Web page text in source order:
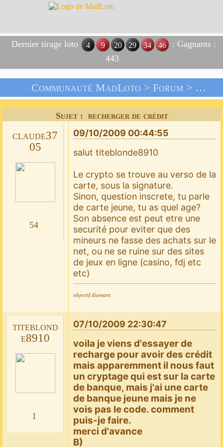
Dernier tirage loto 4 9 20 29 34 46
: Gagnants :
443
Communauté MadLoto > Forum> Les
Sujet : recherger de crédit
claude37
05
54
09/10/2009 00:44:55
salut titeblonde8910
Le crypto se trouve au verso de la
carte, sous la signature.
Sinon, question inscrete, tu parle
de carte jeune, tu as quel age?
Son absence est peut etre une
securité pour eviter que des
mineurs ne fasse des achats sur le
net, ou ne se ruine sur des sites
de jeux en ligne (casino, fdj etc
etc)
objectif diamant
titeblond
e8910
1
07/10/2009 22:30:47
voila je viens d'essayer de
recharge pour avoir des crédit
mais apparemment il nous faut
un cryptage qui est sur la carte
de banque, mais j'ai une carte
de banque jeune mais je ne
vois pas le code. comment
puis-je faire.
merci d'avance
B)